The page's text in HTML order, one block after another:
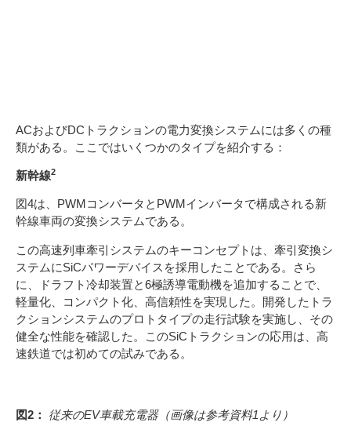
ACおよびDCトラクションの電力変換システムには多くの種
類がある。ここではいくつかのタイプを紹介する：
新幹線2
図4は、PWMコンバータとPWMインバータで構成される新
幹線車両の変換システムである。
この高速列車牽引システムのキーコンセプトは、牽引変換シ
ステムにSiCパワーデバイスを採用したことである。さら
に、ドラフト冷却装置と6極誘導電動機を追加することで、
軽量化、コンパクト化、高信頼性を実現した。開発したトラ
クションシステムのプロトタイプの走行試験を実施し、その
健全な性能を確認した。このSiCトラクションの応用は、高
速鉄道では初めての試みである。
図2： 従来のEV車載充電器（画像は参考資料1より）